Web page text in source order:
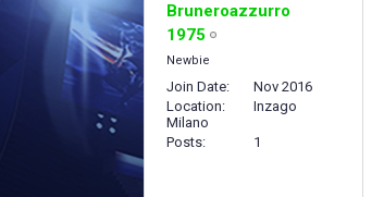
Bruneroazzurro
1975
Newbie
Join Date
Nov 2016
Location
Inzago
Milano
Posts
1